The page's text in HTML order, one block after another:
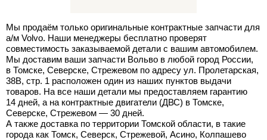
Мы продаём только оригинальные контрактные запчасти для
а/м Volvo. Наши менеджеры бесплатно проверят
совместимость заказываемой детали с вашим автомобилем.
Мы доставим ваши запчасти Вольво в любой город России,
в Томске, Северске, Стрежевом по адресу ул. Пролетарская,
38В, стр. 1 расположен один из наших пунктов выдачи
товаров. На все наши детали мы предоставляем гарантию
14 дней, а на контрактные двигатели (ДВС) в Томске,
Северске, Стрежевом — 30 дней.
А также доставка по территории Томской области, в такие
города как Томск, Северск, Стрежевой, Асино, Колпашево